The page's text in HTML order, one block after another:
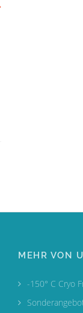
MEHR VON
-150° C Cryo